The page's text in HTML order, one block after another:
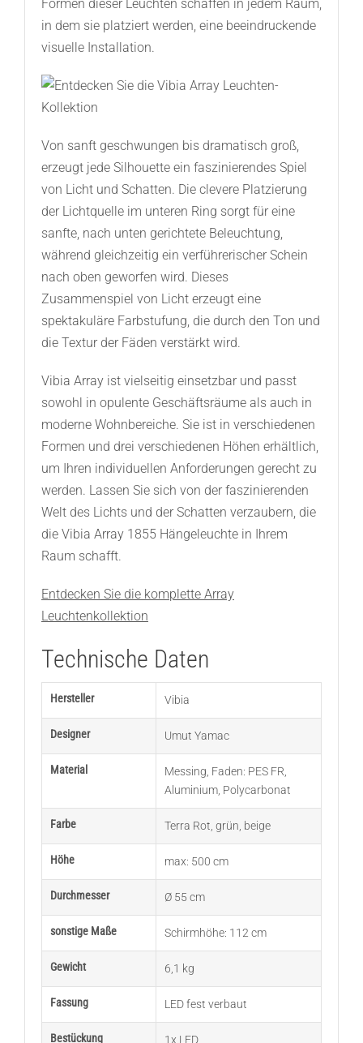
Formen dieser Leuchten schaffen in jedem Raum,
in dem sie platziert werden, eine beeindruckende
visuelle Installation.
Von sanft geschwungen bis dramatisch groß,
erzeugt jede Silhouette ein faszinierendes Spiel
von Licht und Schatten. Die clevere Platzierung
der Lichtquelle im unteren Ring sorgt für eine
sanfte, nach unten gerichtete Beleuchtung,
während gleichzeitig ein verführerischer Schein
nach oben geworfen wird. Dieses
Zusammenspiel von Licht erzeugt eine
spektakuläre Farbstufung, die durch den Ton und
die Textur der Fäden verstärkt wird.
Vibia Array ist vielseitig einsetzbar und passt
sowohl in opulente Geschäftsräume als auch in
moderne Wohnbereiche. Sie ist in verschiedenen
Formen und drei verschiedenen Höhen erhältlich,
um Ihren individuellen Anforderungen gerecht zu
werden. Lassen Sie sich von der faszinierenden
Welt des Lichts und der Schatten verzaubern, die
die Vibia Array 1855 Hängeleuchte in Ihrem
Raum schafft.
Entdecken Sie die komplette Array
Leuchtenkollektion
Technische Daten
Hersteller Vibia
Designer Umut Yamac
Material Messing, Faden: PES FR,
Aluminium, Polycarbonat
Farbe Terra Rot, grün, beige
Höhe max: 500 cm
Durchmesser Ø 55 cm
sonstige Maße Schirmhöhe: 112 cm
Gewicht 6,1 kg
Fassung LED fest verbaut
Bestückung 1x LED